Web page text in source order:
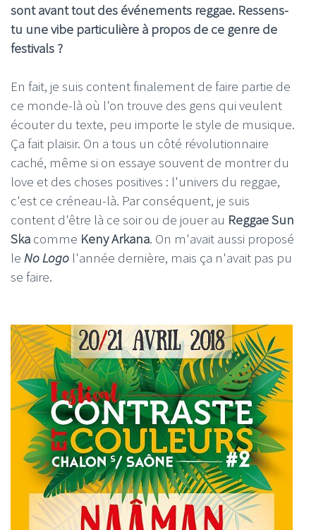
sont avant tout des événements reggae. Ressens-
tu une vibe particulière à propos de ce genre de
festivals ?
En fait, je suis content finalement de faire partie de
ce monde-là où l'on trouve des gens qui veulent
écouter du texte, peu importe le style de musique.
Ça fait plaisir. On a tous un côté révolutionnaire
caché, même si on essaye souvent de montrer du
love et des choses positives : l'univers du reggae,
c'est ce créneau-là. Par conséquent, je suis
content d'être là ce soir ou de jouer au Reggae Sun
Ska comme Keny Arkana. On m'avait aussi proposé
le No Logo l'année dernière, mais ça n'avait pas pu
se faire.